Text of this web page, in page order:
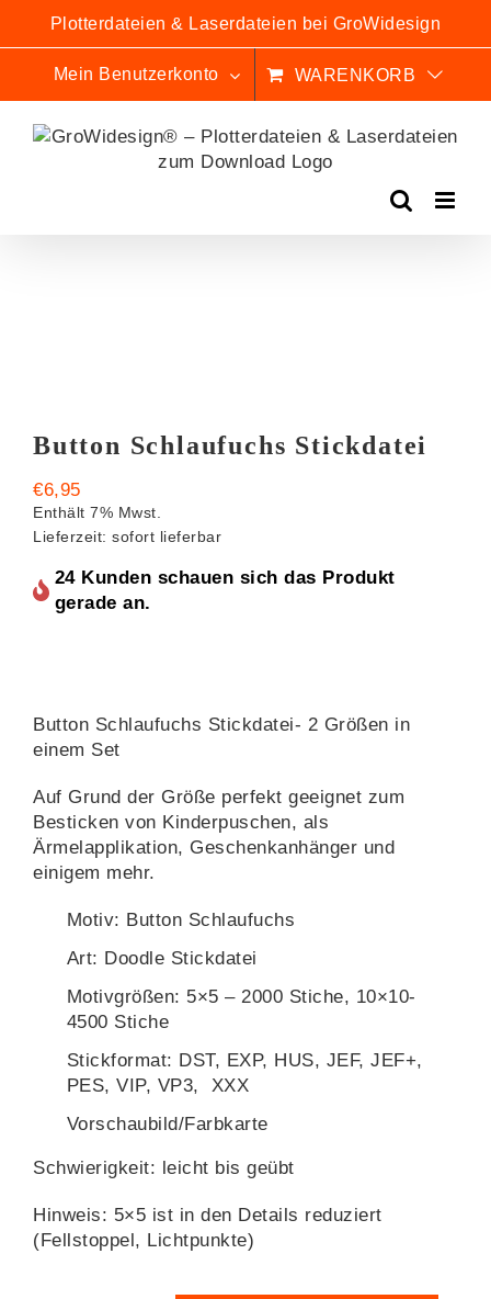
springen
Plotterdateien & Laserdateien bei GroWidesign
Mein Benutzerkonto WARENKORB
Button Schlaufuchs Stickdatei
€6,95
Enthält 7% Mwst.
Lieferzeit: sofort lieferbar
24 Kunden schauen sich das Produkt
gerade an.
Button Schlaufuchs Stickdatei- 2 Größen in
einem Set
Auf Grund der Größe perfekt geeignet zum
Besticken von Kinderpuschen, als
Ärmelapplikation, Geschenkanhänger und
einigem mehr.
Motiv: Button Schlaufuchs
Art: Doodle Stickdatei
Motivgrößen: 5×5 – 2000 Stiche, 10×10-
4500 Stiche
Stickformat: DST, EXP, HUS, JEF, JEF+,
PES, VIP, VP3, XXX
Vorschaubild/Farbkarte
Schwierigkeit: leicht bis geübt
Hinweis: 5×5 ist in den Details reduziert
(Fellstoppel, Lichtpunkte)